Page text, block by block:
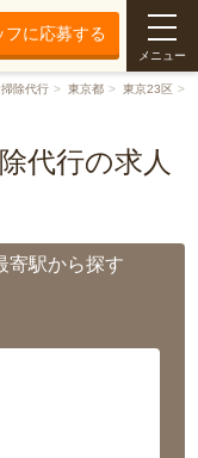
フに応募する
メニュー
掃除代行 東京都
東京23区
代行の求人
寄駅から探す